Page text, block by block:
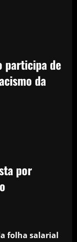
participa de
da
por
folha salarial